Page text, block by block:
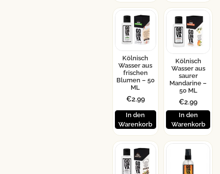
Kölnisch
Wasser aus
frischen
Blumen – 50
ML
€2.99
In den
Warenkorb
Kölnisch
Wasser aus
saurer
Mandarine –
50 ML
€2.99
In den
Warenkorb